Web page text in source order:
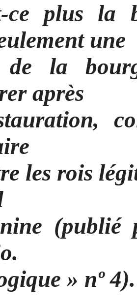
ce plus la
une
de la
après
les rois
» nº 4).